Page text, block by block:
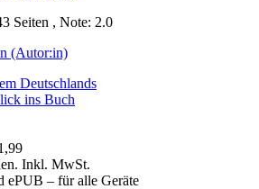
Seiten , Note: 2.0
(Autor:in)
Deutschlands
ins Buch
Inkl. MwSt.
ePUB – für alle Geräte